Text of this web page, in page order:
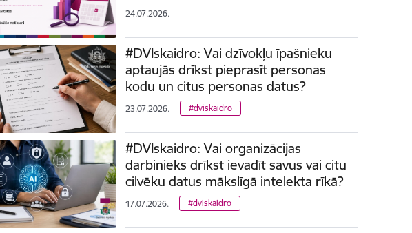
24.07.2026.
#DVIskaidro: Vai dzīvokļu īpašnieku
aptaujās drīkst pieprasīt personas
kodu un citus personas datus?
23.07.2026. #dviskaidro
#DVIskaidro: Vai organizācijas
darbinieks drīkst ievadīt savus vai citu
cilvēku datus mākslīgā intelekta rīkā?
17.07.2026. #dviskaidro